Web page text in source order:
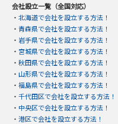
会社設立一覧（全国対応）
・ 北海道で会社を設立する方法！
・ 青森県で会社を設立する方法！
・ 岩手県で会社を設立する方法！
・ 宮城県で会社を設立する方法！
・ 秋田県で会社を設立する方法！
・ 山形県で会社を設立する方法！
・ 福島県で会社を設立する方法！
・ 千代田区で会社を設立する方法！
・ 中央区で会社を設立する方法！
・ 港区で会社を設立する方法！